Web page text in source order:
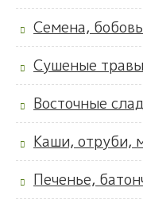
Семена,
Сушеные
Восточные
Каши, отруби,
Печенье,